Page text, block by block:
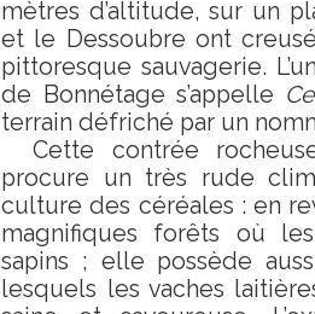
mètres d’altitude, sur un
et le Dessoubre ont
pittoresque sauvagerie.
de Bonnétage s’appelle
terrain défriché par un
Cette contrée
procure un très rude
culture des céréales : en
magnifiques forêts où
sapins ; elle possède
lesquels les vaches